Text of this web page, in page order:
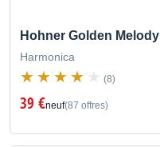
Hohner Golden Melody
Harmonica
(8)
39 €neuf(87 offres)